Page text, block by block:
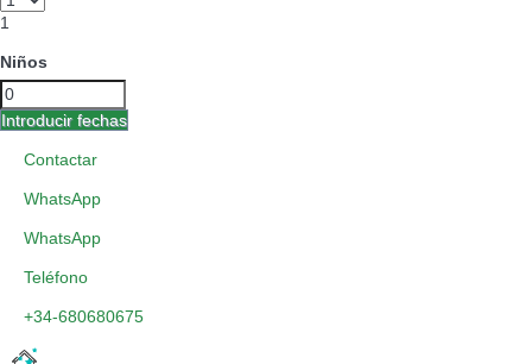
1
Niños
Introducir fechas
Contactar
WhatsApp
WhatsApp
Teléfono
+34-680680675